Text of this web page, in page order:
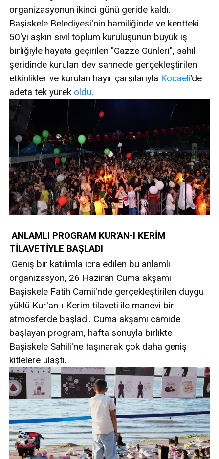
organizasyonun ikinci günü geride kaldı.
Başiskele Belediyesi'nin hamiliğinde ve kentteki
50'yi aşkın sivil toplum kuruluşunun büyük iş
birliğiyle hayata geçirilen "Gazze Günleri", sahil
şeridinde kurulan dev sahnede gerçekleştirilen
etkinlikler ve kurulan hayır çarşılarıyla Kocaeli’de
adeta tek yürek oldu.
ANLAMLI PROGRAM KUR'AN-I KERİM
TİLAVETİYLE BAŞLADI
Geniş bir katılımla icra edilen bu anlamlı
organizasyon, 26 Haziran Cuma akşamı
Başiskele Fatih Camii'nde gerçekleştirilen duygu
yüklü Kur'an-ı Kerim tilaveti ile manevi bir
atmosferde başladı. Cuma akşamı camide
başlayan program, hafta sonuyla birlikte
Başiskele Sahili'ne taşınarak çok daha geniş
kitlelere ulaştı.